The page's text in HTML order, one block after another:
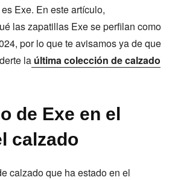
Exe. En este artículo,
las zapatillas Exe se perfilan como
por lo que te avisamos ya de que
la última colección de calzado
de Exe en el
calzado
calzado que ha estado en el